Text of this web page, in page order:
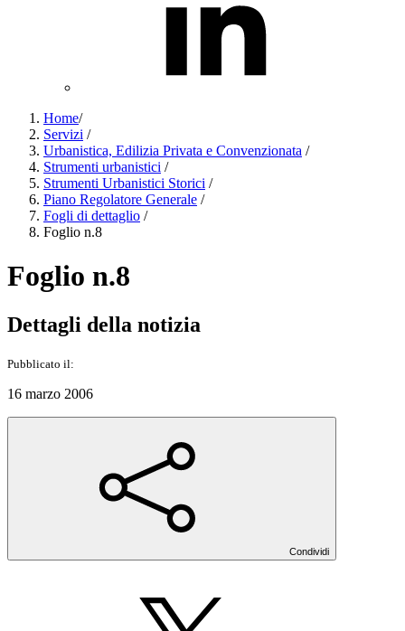
Home/
Servizi /
Urbanistica, Edilizia Privata e Convenzionata /
Strumenti urbanistici /
Strumenti Urbanistici Storici /
Piano Regolatore Generale /
Fogli di dettaglio /
Foglio n.8
Foglio n.8
Dettagli della notizia
Pubblicato il:
16 marzo 2006
Condividi